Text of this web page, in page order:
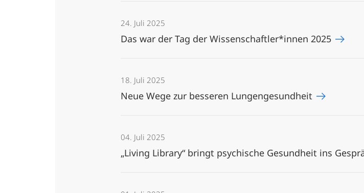
24. Juli 2025
Das war der Tag der Wissenschaftler*innen 2025
18. Juli 2025
Neue Wege zur besseren Lungengesundheit
04. Juli 2025
„Living Library“ bringt psychische Gesundheit ins